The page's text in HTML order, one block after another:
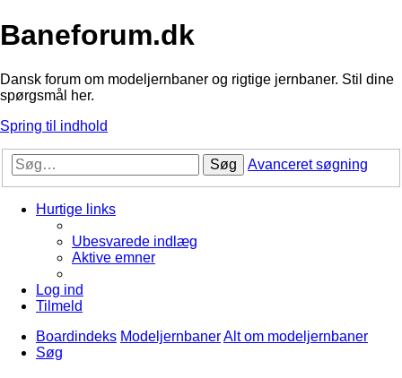
Baneforum.dk
Dansk forum om modeljernbaner og rigtige jernbaner. Stil dine
spørgsmål her.
Spring til indhold
Søg Avanceret søgning
Hurtige links
Ubesvarede indlæg
Aktive emner
Log ind
Tilmeld
Boardindeks ModeljernbanerAlt om modeljernbaner
Søg